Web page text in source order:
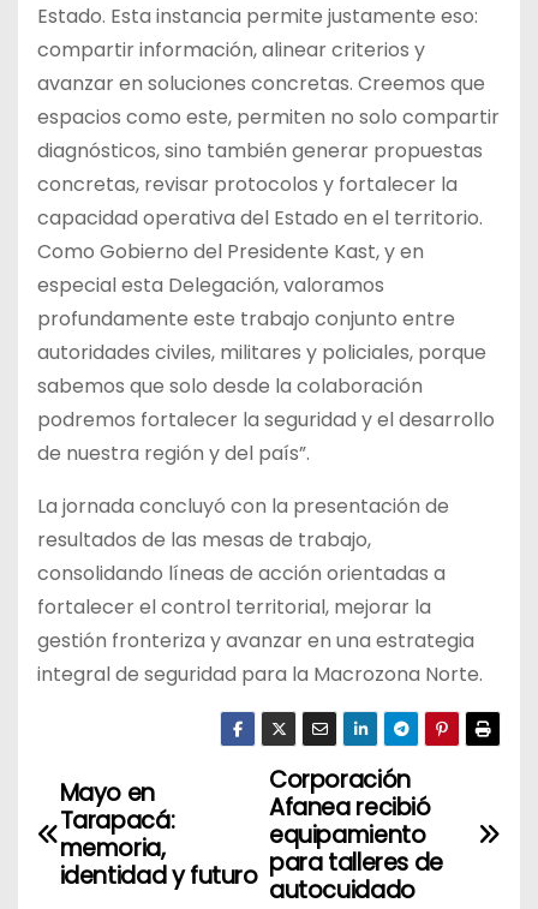
Estado. Esta instancia permite justamente eso:
compartir información, alinear criterios y
avanzar en soluciones concretas. Creemos que
espacios como este, permiten no solo compartir
diagnósticos, sino también generar propuestas
concretas, revisar protocolos y fortalecer la
capacidad operativa del Estado en el territorio.
Como Gobierno del Presidente Kast, y en
especial esta Delegación, valoramos
profundamente este trabajo conjunto entre
autoridades civiles, militares y policiales, porque
sabemos que solo desde la colaboración
podremos fortalecer la seguridad y el desarrollo
de nuestra región y del país”.
La jornada concluyó con la presentación de
resultados de las mesas de trabajo,
consolidando líneas de acción orientadas a
fortalecer el control territorial, mejorar la
gestión fronteriza y avanzar en una estrategia
integral de seguridad para la Macrozona Norte.
N
a
Corporación
Afanea recibió
equipamiento
para talleres de
autocuidado
Mayo en
Tarapacá:
memoria,
identidad y futuro